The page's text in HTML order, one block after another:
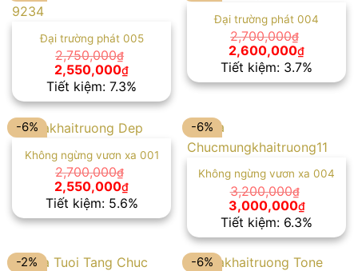
Đại trường phát 005
2,750,000₫
Giá
gốc
là:
2,750,000₫.
2,550,000₫Giá
hiện
tại
là:
2,550,000₫.
Tiết kiệm: 7.3%
Đại trường phát 004
2,700,000₫
Giá
gốc
là:
2,700,000₫.
2,600,000₫Giá
hiện
tại
là:
Tiết kiệm: 3.7%
-6%
Không ngừng vươn xa 001
2,700,000₫
Giá
gốc
là:
2,700,000₫.
2,550,000₫Giá
hiện
tại
là:
2,550,000₫.
Tiết kiệm: 5.6%
-6%
Không ngừng vươn xa 004
3,200,000₫
Giá
gốc
là:
3,200,000₫.
3,000,000₫Giá
hiện
tại
là:
Tiết kiệm: 6.3%
-2% -6%